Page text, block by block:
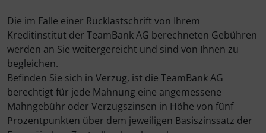
Die im Falle einer Rücklastschrift von Ihrem
Kreditinstitut der TeamBank AG berechneten Gebühren
werden an Sie weitergereicht und sind von Ihnen zu
begleichen.
Befinden Sie sich in Verzug, ist die TeamBank AG
berechtigt für jede Mahnung eine angemessene
Mahngebühr oder Verzugszinsen in Höhe von fünf
Prozentpunkten über dem jeweiligen Basiszinssatz der